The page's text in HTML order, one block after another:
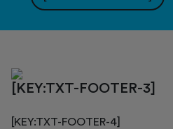
[KEY:TXT-FOOTER-3]
[KEY:TXT-FOOTER-4]